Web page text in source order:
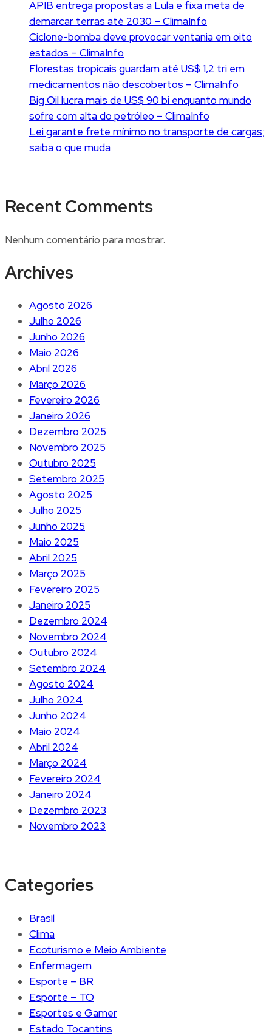
APIB entrega propostas a Lula e fixa meta de
demarcar terras até 2030 – ClimaInfo
Ciclone-bomba deve provocar ventania em oito
estados – ClimaInfo
Florestas tropicais guardam até US$ 1,2 tri em
medicamentos não descobertos – ClimaInfo
Big Oil lucra mais de US$ 90 bi enquanto mundo
sofre com alta do petróleo – ClimaInfo
Lei garante frete mínimo no transporte de cargas;
saiba o que muda
Recent Comments
Nenhum comentário para mostrar.
Archives
Agosto 2026
Julho 2026
Junho 2026
Maio 2026
Abril 2026
Março 2026
Fevereiro 2026
Janeiro 2026
Dezembro 2025
Novembro 2025
Outubro 2025
Setembro 2025
Agosto 2025
Julho 2025
Junho 2025
Maio 2025
Abril 2025
Março 2025
Fevereiro 2025
Janeiro 2025
Dezembro 2024
Novembro 2024
Outubro 2024
Setembro 2024
Agosto 2024
Julho 2024
Junho 2024
Maio 2024
Abril 2024
Março 2024
Fevereiro 2024
Janeiro 2024
Dezembro 2023
Novembro 2023
Categories
Brasíl
Clima
Ecoturismo e Meio Ambiente
Enfermagem
Esporte – BR
Esporte – TO
Esportes e Gamer
Estado Tocantins